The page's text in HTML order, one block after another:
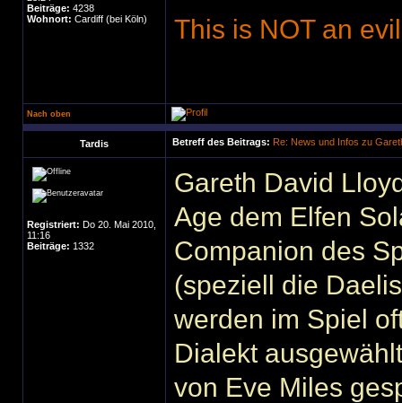
Beiträge: 4238
Wohnort: Cardiff (bei Köln) This is NOT an
Nach oben
Tardis Betreff des Beitrags: Re: News und Infos zu
Registriert: Do 20. Mai 2010,
11:16
Beiträge: 1332
Gareth David
Age dem Elfen
Companion des
(speziell die
werden im Spiel
Dialekt
von Eve Miles